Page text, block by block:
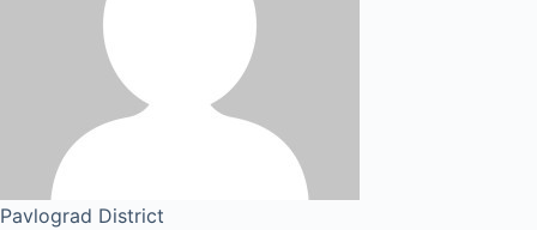
Pavlograd District